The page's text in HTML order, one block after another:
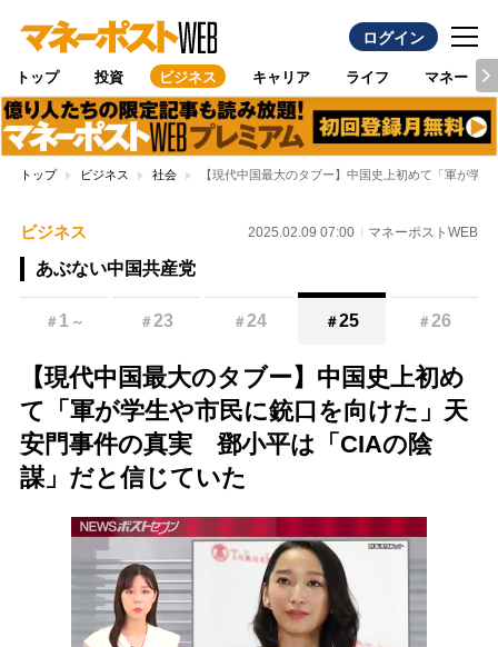
ログイン
トップ 投資 ビジネス キャリア ライフ マネー
トップ ビジネス 社会 【現代中国最大のタブー】中国史上初めて「軍が学
ビジネス 2025.02.09 07:00 マネーポストWEB
あぶない中国共産党
＃ 1 ～ ＃23 ＃24 ＃25 ＃26
【現代中国最大のタブー】中国史上初め
て「軍が学生や市民に銃口を向けた」天
安門事件の真実 鄧小平は「CIAの陰
謀」だと信じていた